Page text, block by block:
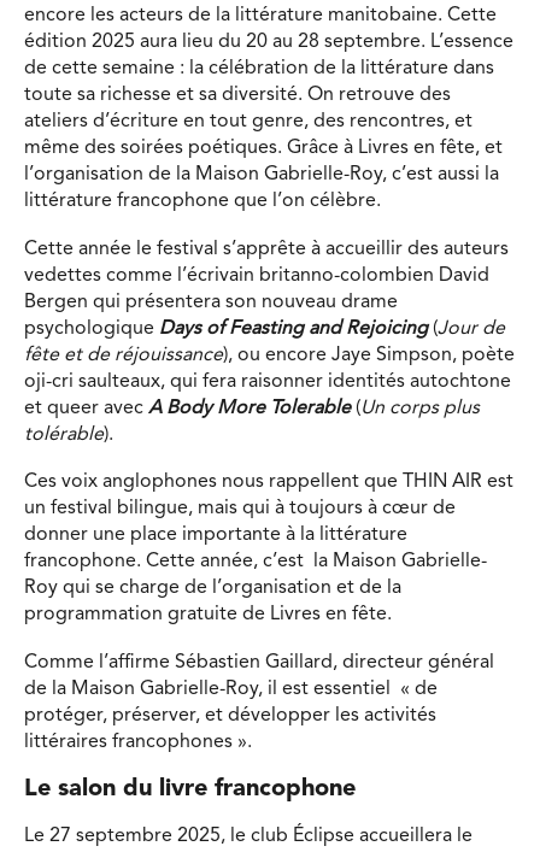
encore les acteurs de la littérature manitobaine. Cette
édition 2025 aura lieu du 20 au 28 septembre. L’essence
de cette semaine : la célébration de la littérature dans
toute sa richesse et sa diversité. On retrouve des
ateliers d’écriture en tout genre, des rencontres, et
même des soirées poétiques. Grâce à Livres en fête, et
l’organisation de la Maison Gabrielle-Roy, c’est aussi la
littérature francophone que l’on célèbre.
Cette année le festival s’apprête à accueillir des auteurs
vedettes comme l’écrivain britanno-colombien David
Bergen qui présentera son nouveau drame
psychologique Days of Feasting and Rejoicing (Jour de
fête et de réjouissance), ou encore Jaye Simpson, poète
oji-cri saulteaux, qui fera raisonner identités autochtone
et queer avec A Body More Tolerable (Un corps plus
tolérable).
Ces voix anglophones nous rappellent que THIN AIR est
un festival bilingue, mais qui à toujours à cœur de
donner une place importante à la littérature
francophone. Cette année, c’est la Maison Gabrielle-
Roy qui se charge de l’organisation et de la
programmation gratuite de Livres en fête.
Comme l’affirme Sébastien Gaillard, directeur général
de la Maison Gabrielle-Roy, il est essentiel « de
protéger, préserver, et développer les activités
littéraires francophones ».
Le salon du livre francophone
Le 27 septembre 2025, le club Éclipse accueillera le